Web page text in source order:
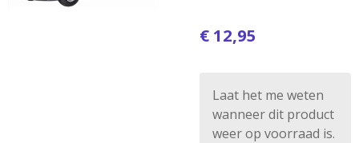
€ 12,95
Laat het me weten
wanneer dit product
weer op voorraad is.